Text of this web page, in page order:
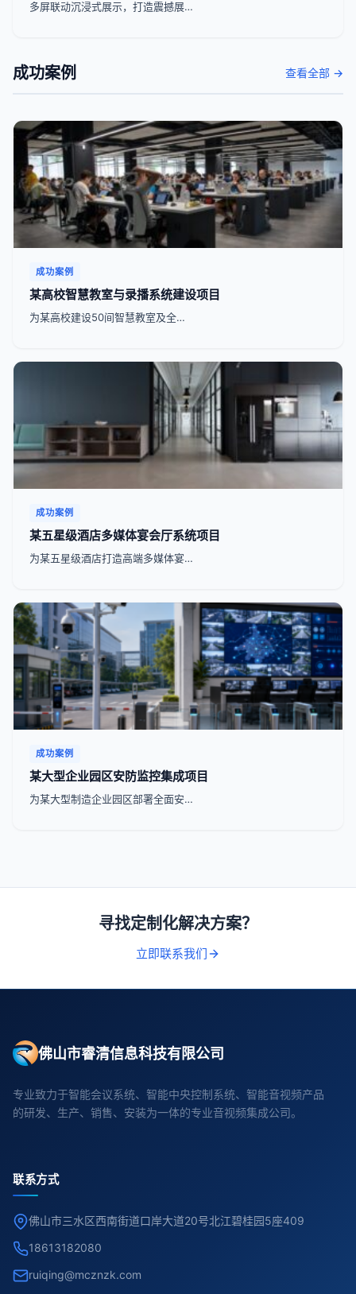
多屏联动沉浸式展示，打造震撼展…
成功案例 查看全部 →
成功案例
某高校智慧教室与录播系统建设项目
为某高校建设50间智慧教室及全…
成功案例
某五星级酒店多媒体宴会厅系统项目
为某五星级酒店打造高端多媒体宴…
成功案例
某大型企业园区安防监控集成项目
为某大型制造企业园区部署全面安…
寻找定制化解决方案？
立即联系我们
佛山市睿清信息科技有限公司
专业致力于智能会议系统、智能中央控制系统、智能音视频产品
的研发、生产、销售、安装为一体的专业音视频集成公司。
联系方式
佛山市三水区西南街道口岸大道20号北江碧桂园5座409
18613182080
ruiqing@mcznzk.com